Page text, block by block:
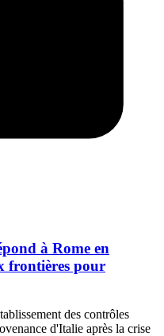
à Rome en
frontières pour
des contrôles
d'Italie après la crise